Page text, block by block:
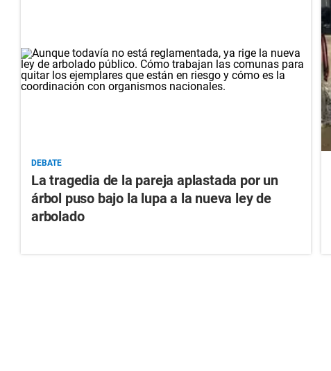
DEBATE
La tragedia de la pareja aplastada por un
árbol puso bajo la lupa a la nueva ley de
arbolado